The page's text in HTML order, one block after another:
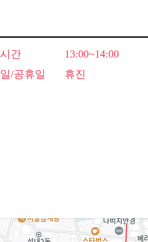
간
13:00~14:00
/공휴일
휴진